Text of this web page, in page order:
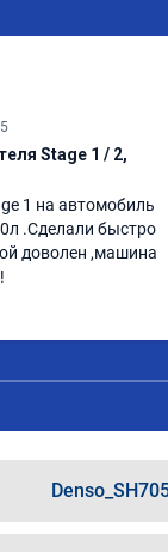
Stage 1 / 2,
1 на автомобиль
.Сделали быстро
доволен ,машина